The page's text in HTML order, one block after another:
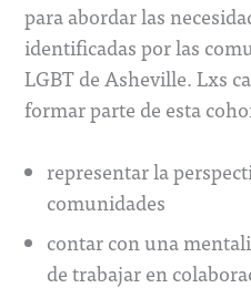
para abordar las
identificadas por las
LGBT de Asheville. Lxs
formar parte de esta
representar la
comunidades
contar con una
de trabajar en